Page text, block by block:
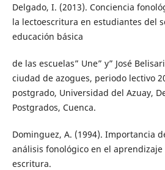
Delgado, I. (2013). Conciencia
la lectoescritura en estudiantes del
educación básica
de las escuelas” Une” y” José
ciudad de azogues, periodo lectivo
postgrado, Universidad del Azuay,
Postgrados, Cuenca.
Dominguez, A. (1994). Importancia
análisis fonológico en el
escritura.